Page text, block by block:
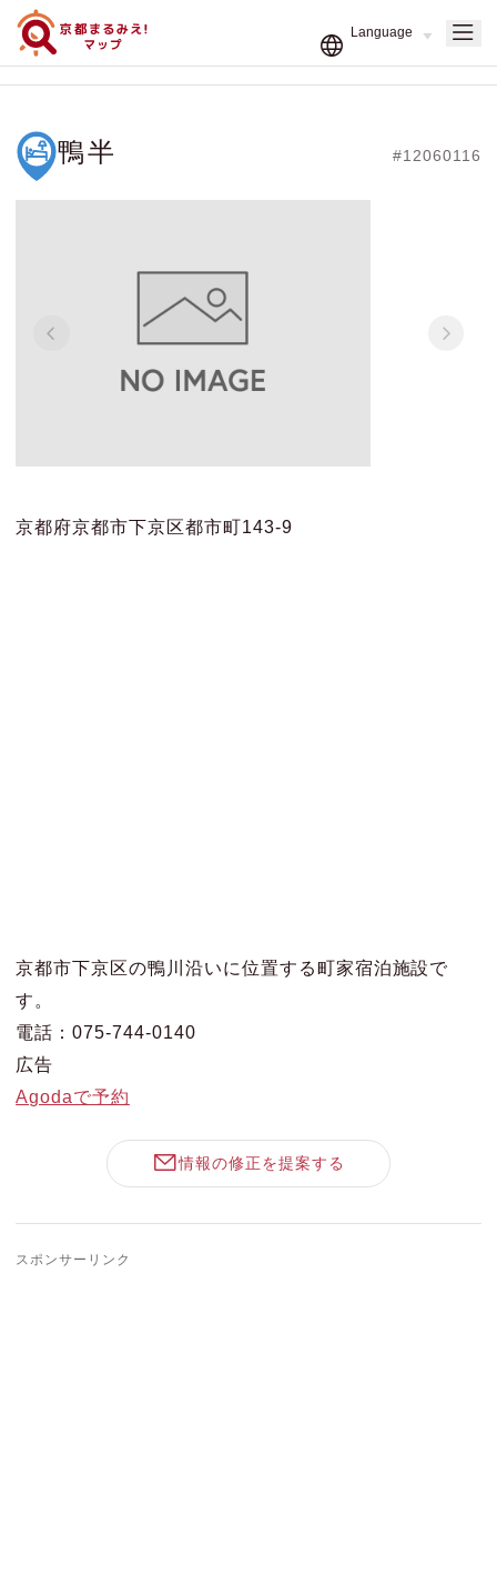
鴨半 #12060116
京都府京都市下京区都市町143-9
京都市下京区の鴨川沿いに位置する町家宿泊施設で
す。
電話：075-744-0140
広告
Agodaで予約
情報の修正を提案する
スポンサーリンク